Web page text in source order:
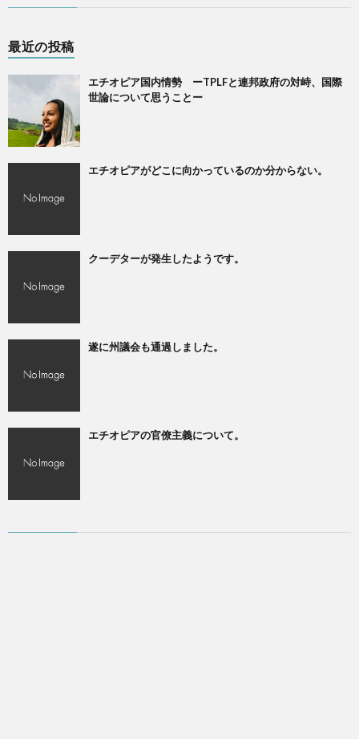
最近の投稿
エチオピア国内情勢 ーTPLFと連邦政府の対峙、国際
世論について思うことー
エチオピアがどこに向かっているのか分からない。
クーデターが発生したようです。
遂に州議会も通過しました。
エチオピアの官僚主義について。